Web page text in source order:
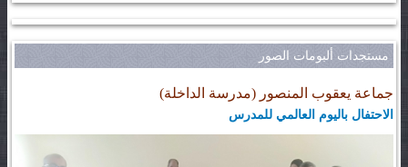
مستجدات ألبومات الصور
جماعة يعقوب المنصور (مدرسة الداخلة)
الاحتفال باليوم العالمي للمدرس